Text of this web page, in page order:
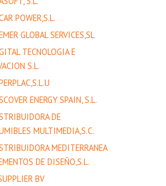
POWER,S.L.
GLOBAL SERVICES,SL
TECNOLOGIA E
S.L.
ENERGY SPAIN, S.L.
DE
MULTIMEDIA,S.C.
MEDITERRANEA
DE DISEÑO,S.L.
BV